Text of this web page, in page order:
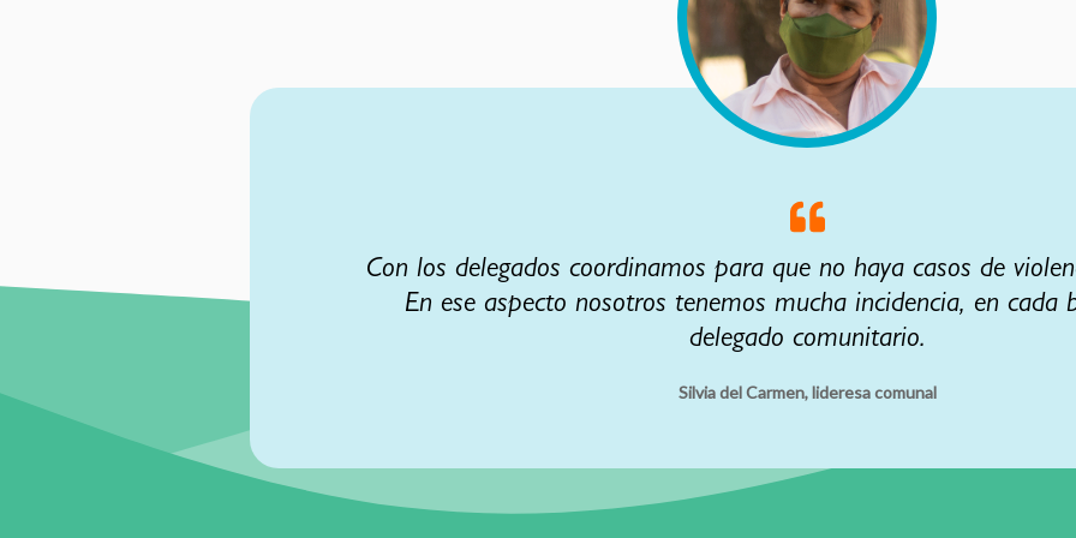
Con los delegados coordinamos para que no haya casos de
En ese aspecto nosotros tenemos mucha incidencia, en cada
delegado comunitario.
Silvia del Carmen, lideresa comunal